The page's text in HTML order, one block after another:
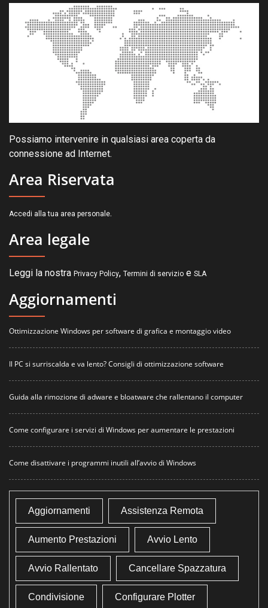
Possiamo intervenire in qualsiasi area coperta da
connessione ad Internet.
Area Riservata
Accedi alla tua area personale.
Area legale
Leggi la nostra Privacy Policy, Termini di servizio e SLA
Aggiornamenti
Ottimizzazione Windows per software di grafica e montaggio video
Il PC si surriscalda e va lento? Consigli di ottimizzazione software
Guida alla rimozione di adware e bloatware che rallentano il computer
Come configurare i servizi di Windows per aumentare le prestazioni
Come disattivare i programmi inutili all’avvio di Windows
Aggiornamenti Assistenza Remota
Aumento Prestazioni Avvio Lento
Avvio Rallentato Cancellare Spazzatura
Condivisione Configurare Plotter